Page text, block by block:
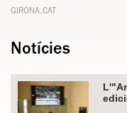
GIRONA.CAT
Notícies